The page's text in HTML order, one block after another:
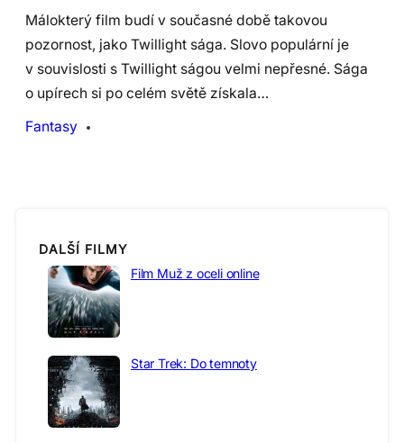
Málokterý film budí v současné době takovou
pozornost, jako Twillight sága. Slovo populární je
v souvislosti s Twillight ságou velmi nepřesné. Sága
o upírech si po celém světě získala…
Fantasy
DALŠÍ FILMY
Film Muž z oceli online
Star Trek: Do temnoty